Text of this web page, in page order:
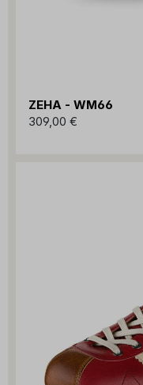
ZEHA - WM66
309,00 €